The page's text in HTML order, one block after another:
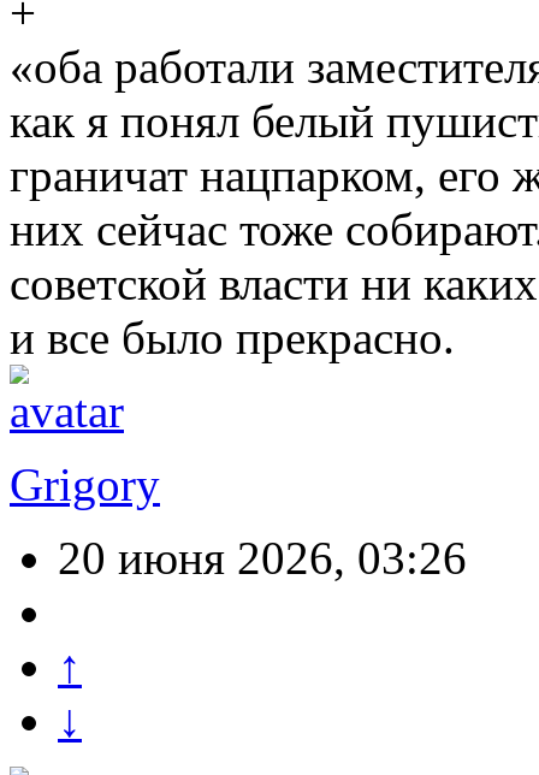
«оба работали
как я понял белый
граничат нацпарком, его
них сейчас тоже
советской власти ни
и все было прекрасно.
Grigory
20 июня 2026, 03:26
↑
↓